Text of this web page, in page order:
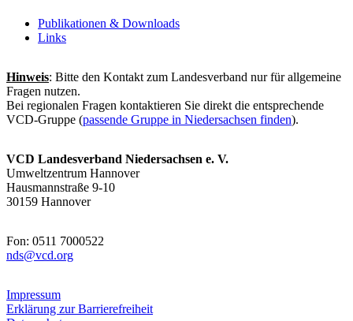
Publikationen & Downloads
Links
Hinweis: Bitte den Kontakt zum Landesverband nur für allgemeine
Fragen nutzen.
Bei regionalen Fragen kontaktieren Sie direkt die entsprechende
VCD-Gruppe (passende Gruppe in Niedersachsen finden).
VCD Landesverband Niedersachsen e. V.
Umweltzentrum Hannover
Hausmannstraße 9-10
30159 Hannover
Fon: 0511 7000522
nds@vcd.org
Impressum
Erklärung zur Barrierefreiheit